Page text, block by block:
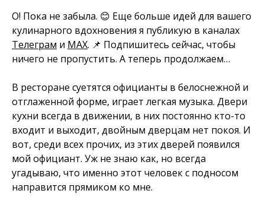
О! Пока не забыла. 😊 Еще больше идей для вашего
кулинарного вдохновения я публикую в каналах
Телеграм и MAX. 📌 Подпишитесь сейчас, чтобы
ничего не пропустить. А теперь продолжаем…
В ресторане суетятся официанты в белоснежной и
отглаженной форме, играет легкая музыка. Двери
кухни всегда в движении, в них постоянно кто-то
входит и выходит, двойным дверцам нет покоя. И
вот, среди всех прочих, из этих дверей появился
мой официант. Уж не знаю как, но всегда
угадываю, что именно этот человек с подносом
направится прямиком ко мне.